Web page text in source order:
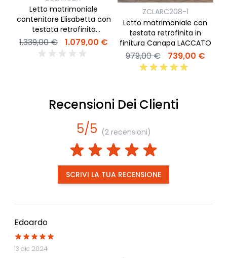
Letto matrimoniale
contenitore Elisabetta con
testata retrofinita
imbottita in ecopelle in
finitura Bucaneve e Tenda
1.339,00 € 1.079,00 €
ZCLARC208-1
Letto matrimoniale con
testata retrofinita in
finitura Canapa LACCATO
979,00 € 739,00 €
Recensioni Dei Clienti
5/5 (2 recensioni)
SCRIVI LA TUA RECENSIONE
Edoardo
13 dic 2024